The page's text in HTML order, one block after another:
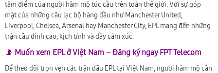
tâm điểm của người hâm mộ túc cầu trên toàn thế giới. Với sự góp
mặt của những câu lạc bộ hàng đầu như Manchester United,
Liverpool, Chelsea, Arsenal hay Manchester City, EPL mang đến những
trận cầu đỉnh cao, kịch tính và đầy cảm xúc.
📡 Muốn xem EPL ở Việt Nam – Đăng ký ngay FPT Telecom
Để theo dõi trọn vẹn các trận đấu EPL tại Việt Nam, người hâm mộ cần